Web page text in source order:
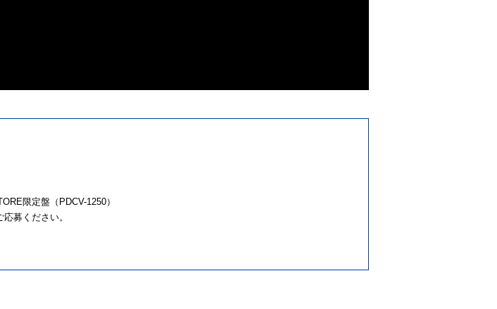
限定盤（PDCV-1250）
募ください。